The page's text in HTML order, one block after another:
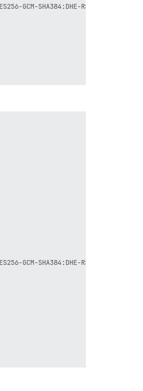
GCM-SHA384:DHE-RSA-AES128-
GCM-SHA384:DHE-RSA-AES128-